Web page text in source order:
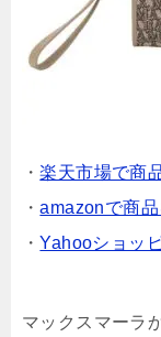
・楽天市場で商
・amazonで商
・Yahooショッ
マックスマーラ